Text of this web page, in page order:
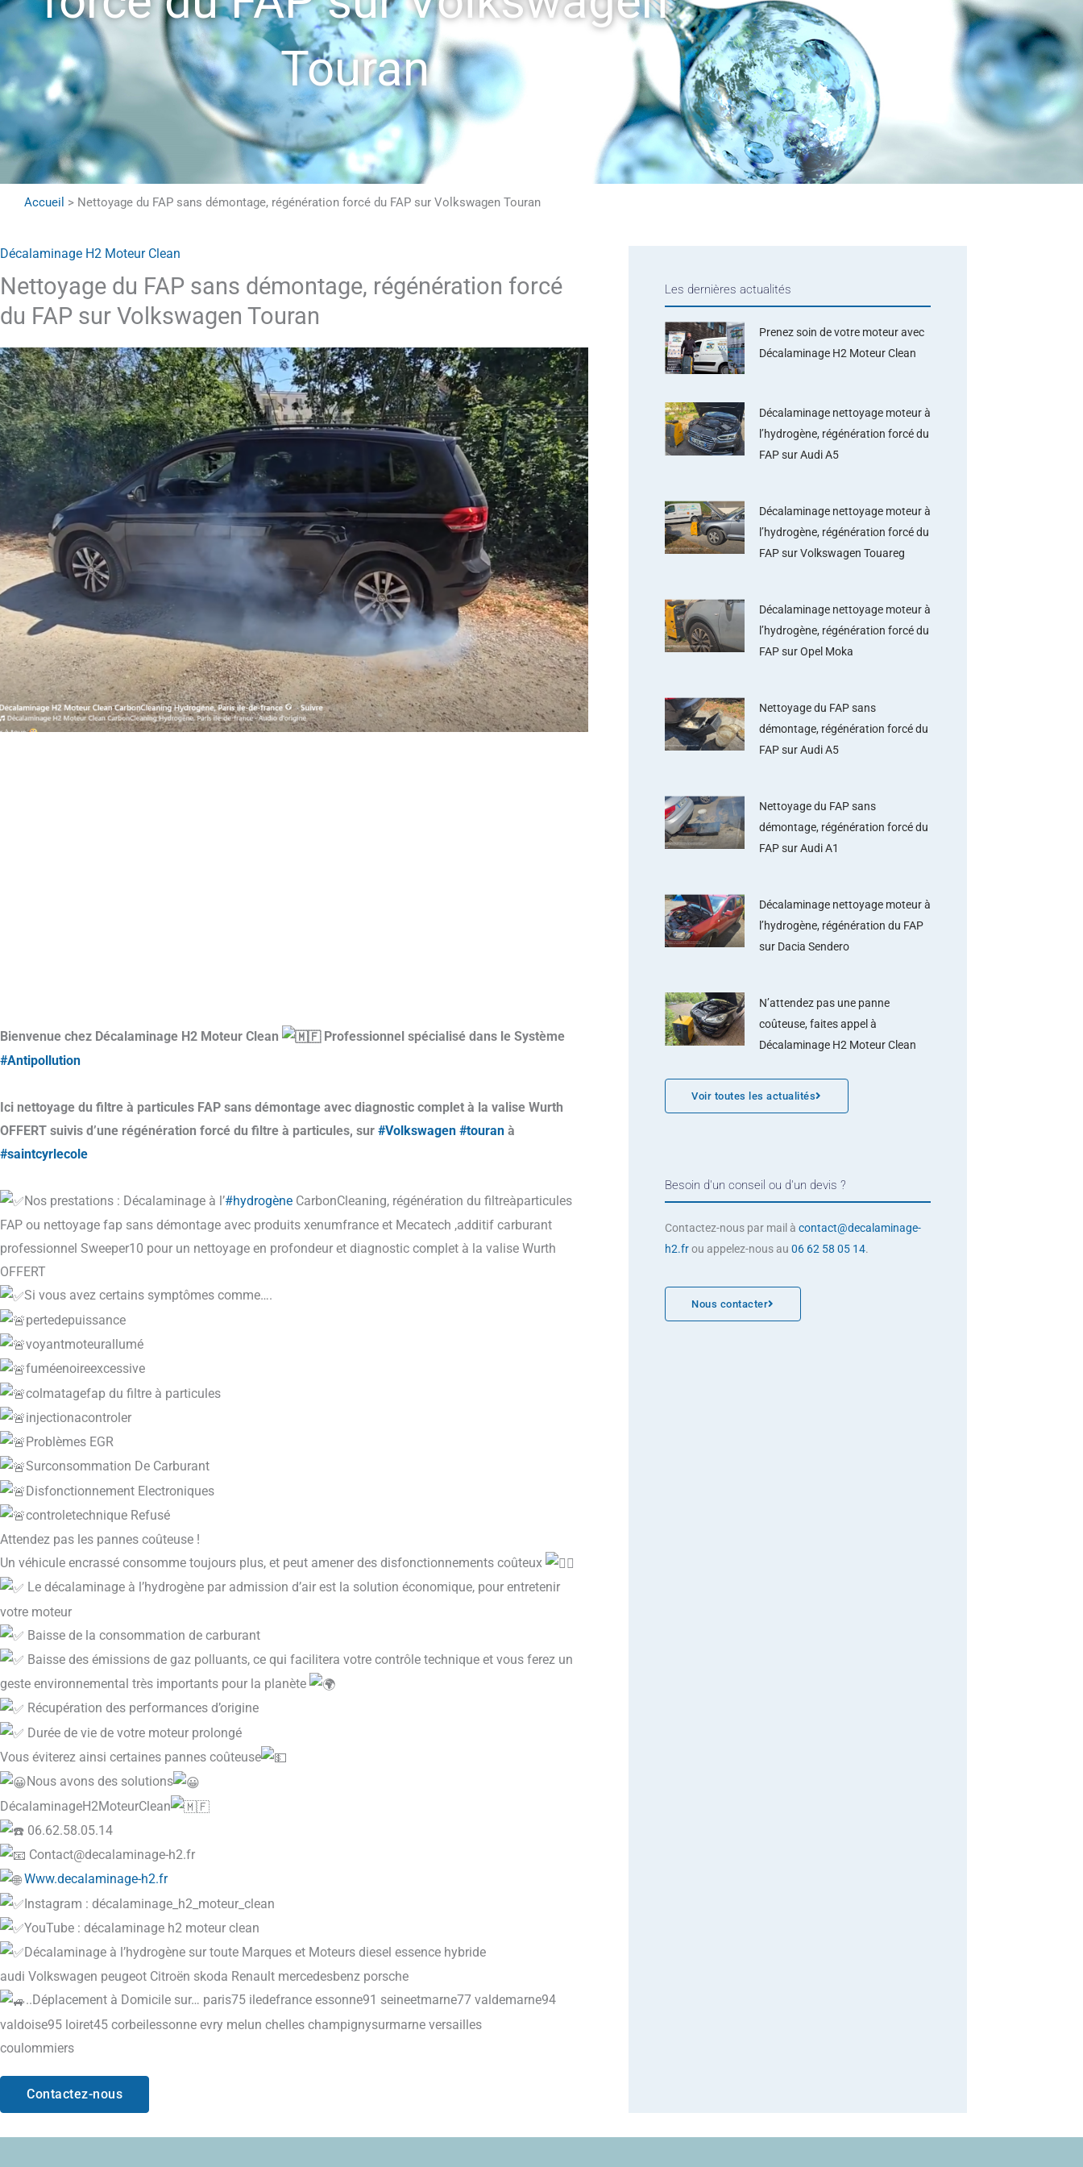
Touran
Accueil > Nettoyage du FAP sans démontage, régénération forcé du FAP sur Volkswagen Touran
Décalaminage H2 Moteur Clean
Nettoyage du FAP sans démontage, régénération forcé
du FAP sur Volkswagen Touran
Bienvenue chez Décalaminage H2 Moteur Clean
Professionnel spécialisé dans le Système
#Antipollution
Ici nettoyage du filtre à particules FAP sans démontage avec diagnostic complet à la valise Wurth
OFFERT suivis d’une régénération forcé du filtre à particules, sur #Volkswagen #touran à
#saintcyrlecole
Nos prestations : Décalaminage à l’#hydrogène CarbonCleaning, régénération du filtreàparticules
FAP ou nettoyage fap sans démontage avec produits xenumfrance et Mecatech ,additif carburant
professionnel Sweeper10 pour un nettoyage en profondeur et diagnostic complet à la valise Wurth
OFFERT
Si vous avez certains symptômes comme….
pertedepuissance
voyantmoteurallumé
fuméenoireexcessive
colmatagefap du filtre à particules
injectionacontroler
Problèmes EGR
Surconsommation De Carburant
Disfonctionnement Electroniques
controletechnique Refusé
Attendez pas les pannes coûteuse !
Un véhicule encrassé consomme toujours plus, et peut amener des disfonctionnements coûteux
Le décalaminage à l’hydrogène par admission d’air est la solution économique, pour entretenir
votre moteur
Baisse de la consommation de carburant
Baisse des émissions de gaz polluants, ce qui facilitera votre contrôle technique et vous ferez un
geste environnemental très importants pour la planète
Récupération des performances d’origine
Durée de vie de votre moteur prolongé
Vous éviterez ainsi certaines pannes coûteuse
Nous avons des solutions
DécalaminageH2MoteurClean
06.62.58.05.14
Contact@decalaminage-h2.fr
Www.decalaminage-h2.fr
Instagram : décalaminage_h2_moteur_clean
YouTube : décalaminage h2 moteur clean
Décalaminage à l’hydrogène sur toute Marques et Moteurs diesel essence hybride
audi Volkswagen peugeot Citroën skoda Renault mercedesbenz porsche
..Déplacement à Domicile sur… paris75 iledefrance essonne91 seineetmarne77 valdemarne94
valdoise95 loiret45 corbeilessonne evry melun chelles champignysurmarne versailles
coulommiers
Contactez-nous
Les dernières actualités
Prenez soin de votre moteur avec
Décalaminage H2 Moteur Clean
Décalaminage nettoyage moteur à
l’hydrogène, régénération forcé du
FAP sur Audi A5
Décalaminage nettoyage moteur à
l’hydrogène, régénération forcé du
FAP sur Volkswagen Touareg
Décalaminage nettoyage moteur à
l’hydrogène, régénération forcé du
FAP sur Opel Moka
Nettoyage du FAP sans
démontage, régénération forcé du
FAP sur Audi A5
Nettoyage du FAP sans
démontage, régénération forcé du
FAP sur Audi A1
Décalaminage nettoyage moteur à
l’hydrogène, régénération du FAP
sur Dacia Sendero
N’attendez pas une panne
coûteuse, faites appel à
Décalaminage H2 Moteur Clean
Voir toutes les actualités
Besoin d'un conseil ou d'un devis ?
Contactez-nous par mail à contact@decalaminage-
h2.frou appelez-nous au 06 62 58 05 14.
Nous contacter